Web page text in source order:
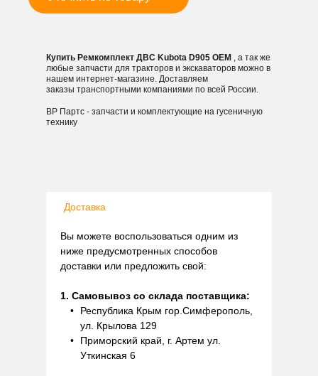
Купить Ремкомплект ДВС Kubota D905 OEM , а так же
любые запчасти для тракторов и экскаваторов можно в
нашем интернет-магазине. Доставляем
заказы транспортными компаниями по всей России.
ВР Партс - запчасти и комплектующие на гусеничную
технику
Доставка
Вы можете воспользоваться одним из
ниже предусмотренных способов
доставки или предложить свой:
1. Самовывоз со склада поставщика:
Республика Крым гор.Симферополь,
ул. Крылова 129
Приморский край, г. Артем ул.
Уткинская 6